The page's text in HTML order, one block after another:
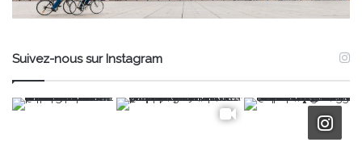
Suivez-nous sur Instagram